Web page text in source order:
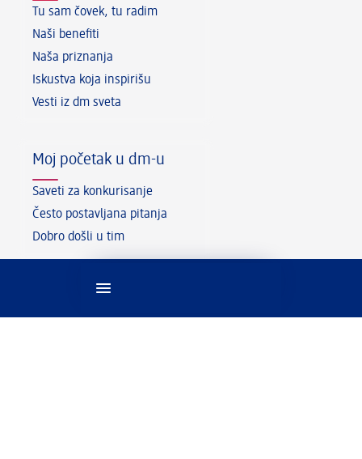
Tu sam čovek, tu radim
Naši benefiti
Naša priznanja
Iskustva koja inspirišu
Vesti iz dm sveta
Moj početak u dm-u
Saveti za konkurisanje
Često postavljana pitanja
Dobro došli u tim